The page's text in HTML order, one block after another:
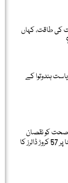
کی طاقت، کہاں
ہندوتوا کے
صحت کو نقصان
پہنچانے پر میٹا پر 57 کروڑ ڈالرز کا